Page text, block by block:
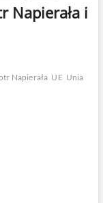
u
t
Napierała i
Napierała UE Unia